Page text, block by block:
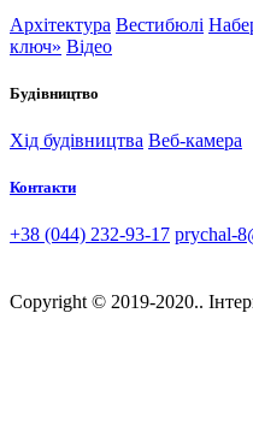
Архітектура Вестибюлі
ключ» Відео
Будівництво
Хід будівництва Веб-камера
Контакти
+38 (044) 232-93-17 prychal-
Copyright © 2019-2020..